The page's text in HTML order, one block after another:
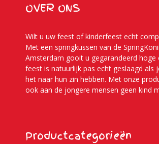
OVER ONS
Wilt u uw feest of kinderfeest echt
Met een springkussen van de
Amsterdam gooit u gegarandeerd hoge
feest is natuurlijk pas echt geslaagd als
het naar hun zin hebben. Met onze
ook aan de jongere mensen geen kind
Productcategorieën